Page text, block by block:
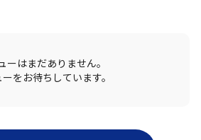
ーはまだありません。
ーをお待ちしています。